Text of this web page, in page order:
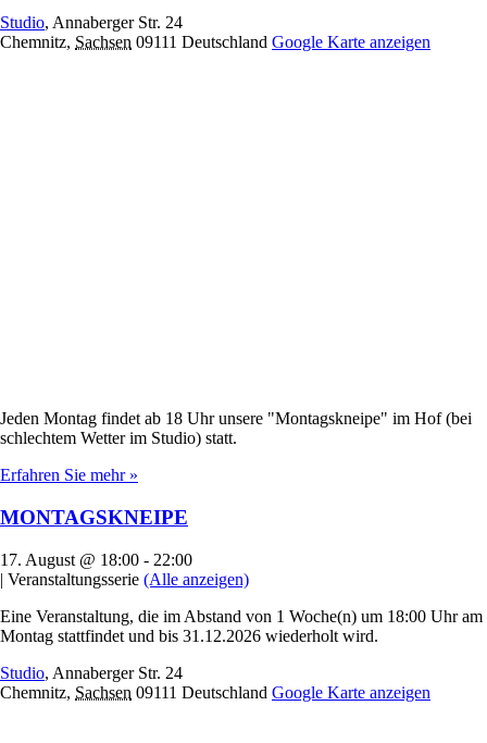
Studio, Annaberger Str. 24
Chemnitz, Sachsen 09111 Deutschland Google Karte anzeigen
Jeden Montag findet ab 18 Uhr unsere "Montagskneipe" im Hof (bei
schlechtem Wetter im Studio) statt.
Erfahren Sie mehr »
MONTAGSKNEIPE
17. August @ 18:00 - 22:00
| Veranstaltungsserie (Alle anzeigen)
Eine Veranstaltung, die im Abstand von 1 Woche(n) um 18:00 Uhr am
Montag stattfindet und bis 31.12.2026 wiederholt wird.
Studio, Annaberger Str. 24
Chemnitz, Sachsen 09111 Deutschland Google Karte anzeigen